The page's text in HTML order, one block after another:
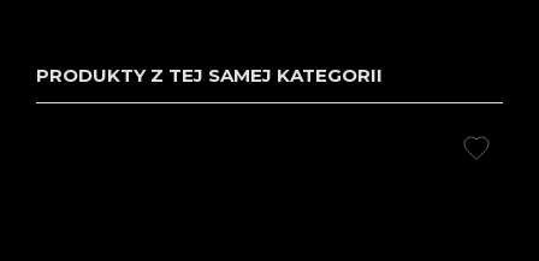
PRODUKTY Z TEJ SAMEJ KATEGORII